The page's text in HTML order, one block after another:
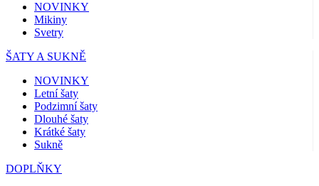
NOVINKY
Mikiny
Svetry
ŠATY A SUKNĚ
NOVINKY
Letní šaty
Podzimní šaty
Dlouhé šaty
Krátké šaty
Sukně
DOPLŇKY